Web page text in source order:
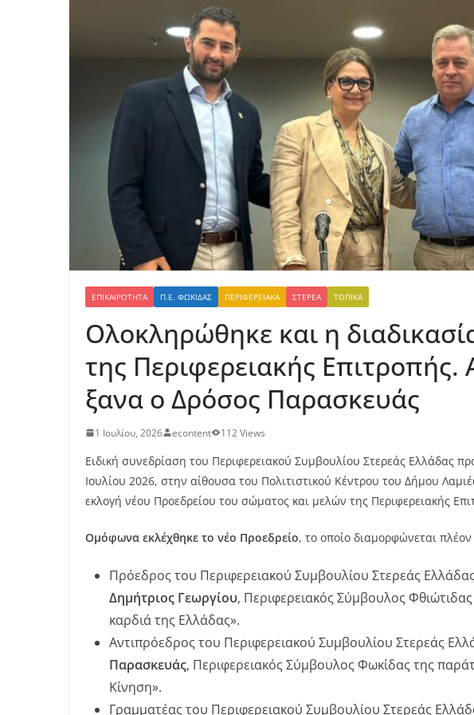
ΕΠΙΚΑΙΡΌΤΗΤΑ Π.Ε. ΦΩΚΊΔΑΣ ΠΕΡΙΦΕΡΕΙΑΚΆ ΣΤΕΡΕΆ ΤΟΠΙΚΆ
Ολοκληρώθηκε και η
της Περιφερειακής Επιτροπής.
ξανα ο Δρόσος Παρασκευάς
1 Ιουλίου, 2026 econtent 112 Views
Ειδική συνεδρίαση του Περιφερειακού Συμβουλίου Στερεάς Ελλάδας
Ιουλίου 2026, στην αίθουσα του Πολιτιστικού Κέντρου του Δήμου
εκλογή νέου Προεδρείου του σώματος και μελών της Περιφερειακής
Ομόφωνα εκλέχθηκε το νέο Προεδρείο, το οποίο διαμορφώνεται
Πρόεδρος του Περιφερειακού Συμβουλίου Στερεάς
Δημήτριος Γεωργίου, Περιφερειακός Σύμβουλος
καρδιά της Ελλάδας».
Αντιπρόεδρος του Περιφερειακού Συμβουλίου Στερεάς
Παρασκευάς, Περιφερειακός Σύμβουλος Φωκίδας της
Κίνηση».
Γραμματέας του Περιφερειακού Συμβουλίου Στερεάς